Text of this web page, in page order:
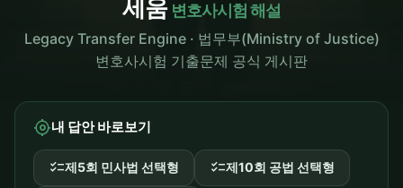
세움 변호사시험 해설
Legacy Transfer Engine · 법무부(Ministry of Justice)
변호사시험 기출문제 공식 게시판
my_location내 답안 바로보기
checklist제5회 민사법 선택형 checklist제10회 공법 선택형